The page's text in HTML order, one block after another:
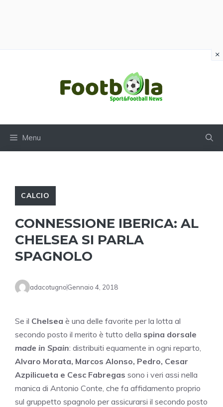
Menu
CALCIO
CONNESSIONE IBERICA: AL
CHELSEA SI PARLA
SPAGNOLO
adacotugnoGennaio 4, 2018
Se il Chelsea è una delle favorite per la lotta al
secondo posto il merito è tutto della spina dorsale
made in Spain: distribuiti equamente in ogni reparto,
Alvaro Morata, Marcos Alonso, Pedro, Cesar
Azpilicueta e Cesc Fabregas sono i veri assi nella
manica di Antonio Conte, che fa affidamento proprio
sul gruppetto spagnolo per assicurarsi il secondo posto
×